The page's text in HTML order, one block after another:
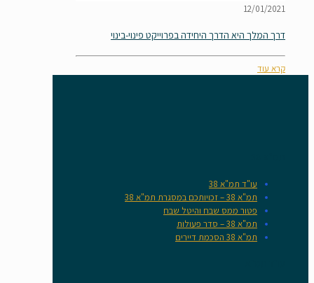
12/01/2021
דרך המלך היא הדרך היחידה בפרוייקט פינוי-בינוי
קרא עוד
עו"ד תמ"א 38
תמ"א 38 – זכויותכם במסגרת תמ"א 38
פטור ממס שבח והיטל שבח
תמ"א 38 – סדר פעולות
תמ"א 38 הסכמת דיירים